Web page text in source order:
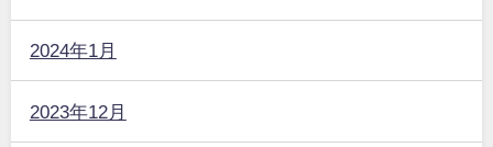
2024年1月
2023年12月